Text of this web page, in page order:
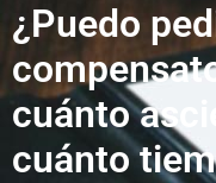
¿Puedo
cuánto
cuánto